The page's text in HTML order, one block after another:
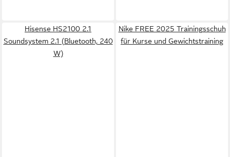
Hisense HS2100 2.1
Soundsystem 2.1 (Bluetooth, 240
W)
Nike FREE 2025 Trainingsschuh
für Kurse und Gewichtstraining